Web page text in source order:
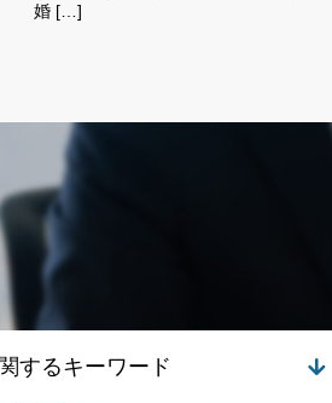
婚 […]
するキーワード